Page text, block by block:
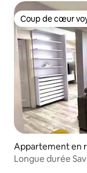
Coup de cœur
Coup de cœur
Appartement en
Longue durée